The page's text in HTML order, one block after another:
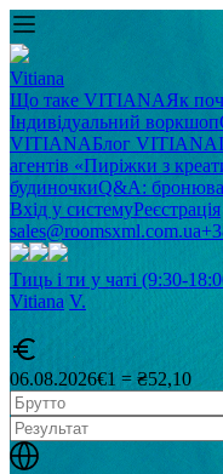
Vitiana
Що таке VITIANAЯк
Індивідуальний воркшоп
VITIANAБлог VITIANA
агентів «Пиріжки з
будиночкиQ&A:
Вхід у системуРеєстрація
sales@roomsxml.com.ua
Тиць і ти у чаті (9:30-
Vitiana V.
06.08.2026€1 = ₴52,10